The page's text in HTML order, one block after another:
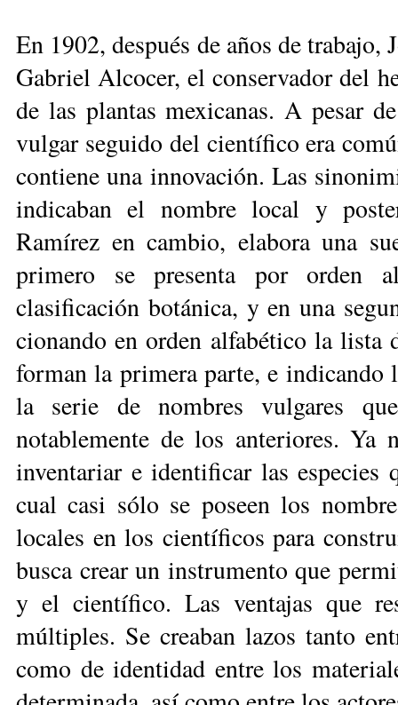
En 1902, después de años de
Gabriel Alcocer, el conservador del
de las plantas mexicanas. A pesar
vulgar seguido del científico era
contiene una innovación. Las
indi­caban el nombre local y
Ramírez en cambio, elabora una
primero se presenta por orden
clasificación botánica, y en una
cionando en orden alfabético la lista
forman la primera parte, e indicando
la serie de nombres vulgares
notablemente de los anteriores.
inventariar e identificar las
cual casi sólo se poseen los
locales en los científicos para
busca crear un instrumento que
y el científico. Las venta­jas que
múltiples. Se creaban lazos tanto
como de identidad entre los